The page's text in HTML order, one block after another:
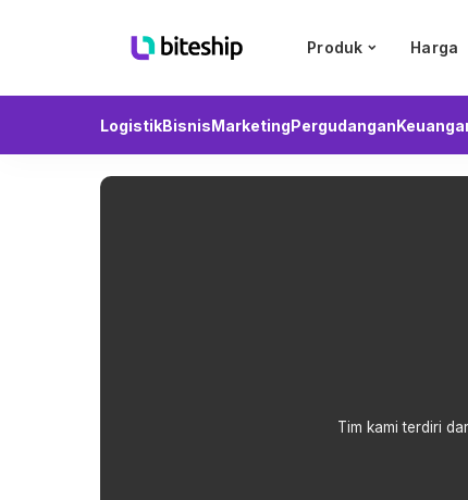
Produk Harga
LogistikBisnisMarketingPergudangan
Tim kami terdiri